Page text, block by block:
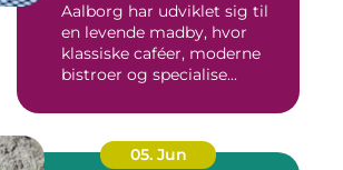
Aalborg har udviklet sig til
en levende madby, hvor
klassiske caféer, moderne
bistroer og specialise...
05. Jun